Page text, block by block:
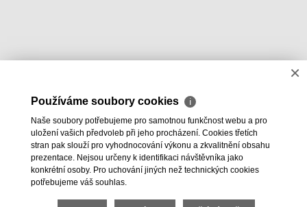
×
Používáme soubory cookies ℹ
Naše soubory potřebujeme pro samotnou funkčnost webu a pro
uložení vašich předvoleb při jeho procházení. Cookies třetích
stran pak slouží pro vyhodnocování výkonu a zkvalitnění obsahu
prezentace. Nejsou určeny k identifikaci návštěvníka jako
konkrétní osoby. Pro uchování jiných než technických cookies
potřebujeme váš souhlas.